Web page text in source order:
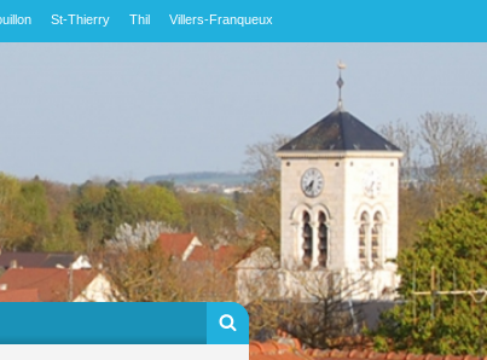
recherche
Rechercher
St-Thierry Thil Villers-Franqueux